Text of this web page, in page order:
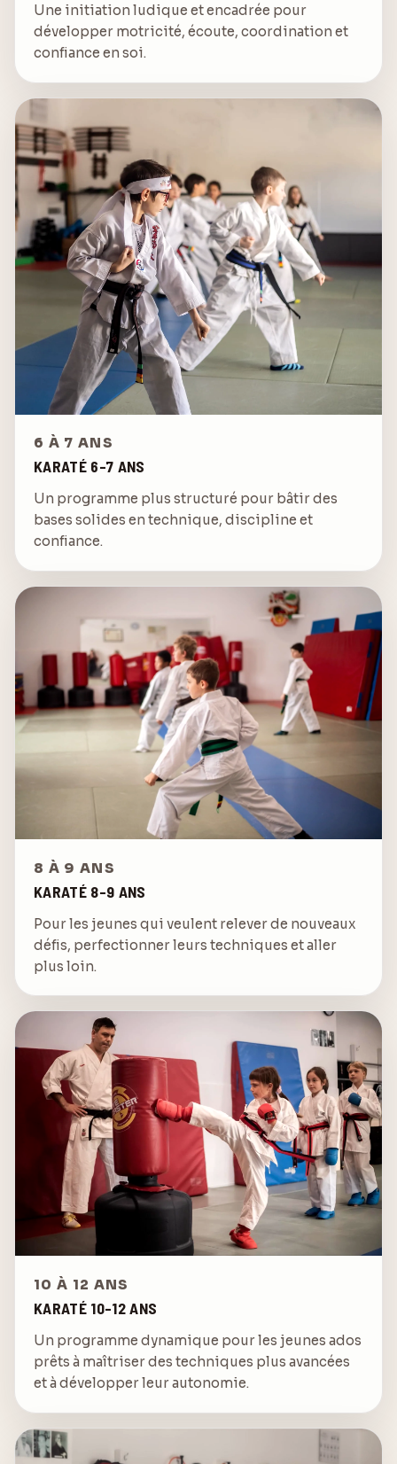
Une initiation ludique et encadrée pour
développer motricité, écoute, coordination et
confiance en soi.
6 À 7 ANS
KARATÉ 6-7 ANS
Un programme plus structuré pour bâtir des
bases solides en technique, discipline et
confiance.
8 À 9 ANS
KARATÉ 8-9 ANS
Pour les jeunes qui veulent relever de nouveaux
défis, perfectionner leurs techniques et aller
plus loin.
10 À 12 ANS
KARATÉ 10-12 ANS
Un programme dynamique pour les jeunes ados
prêts à maîtriser des techniques plus avancées
et à développer leur autonomie.